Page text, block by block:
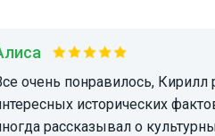
Алиса
исторических
рассказывал о